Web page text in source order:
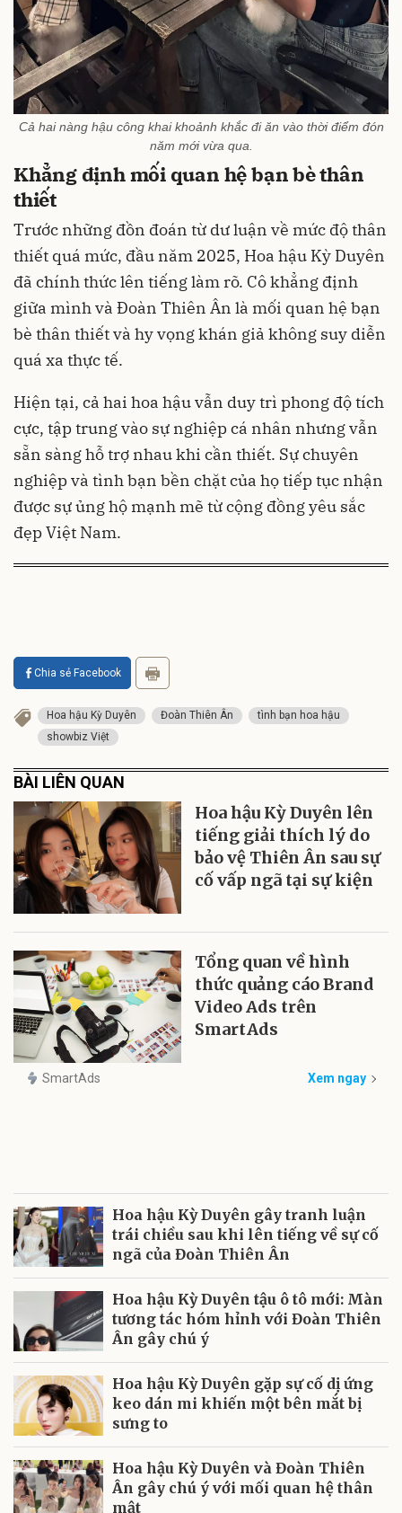
Cả hai nàng hậu công khai khoảnh khắc đi ăn vào thời điểm đón
năm mới vừa qua.
Khẳng định mối quan hệ bạn bè thân
thiết
Trước những đồn đoán từ dư luận về mức độ thân
thiết quá mức, đầu năm 2025, Hoa hậu Kỳ Duyên
đã chính thức lên tiếng làm rõ. Cô khẳng định
giữa mình và Đoàn Thiên Ân là mối quan hệ bạn
bè thân thiết và hy vọng khán giả không suy diễn
quá xa thực tế.
Hiện tại, cả hai hoa hậu vẫn duy trì phong độ tích
cực, tập trung vào sự nghiệp cá nhân nhưng vẫn
sẵn sàng hỗ trợ nhau khi cần thiết. Sự chuyên
nghiệp và tình bạn bền chặt của họ tiếp tục nhận
được sự ủng hộ mạnh mẽ từ cộng đồng yêu sắc
đẹp Việt Nam.
Chia sẻ Facebook
Hoa hậu Kỳ Duyên Đoàn Thiên Ân
tình bạn hoa hậu
showbiz Việt
BÀI LIÊN QUAN
Hoa hậu Kỳ Duyên lên
tiếng giải thích lý do
bảo vệ Thiên Ân sau sự
cố vấp ngã tại sự kiện
Tổng quan về hình
thức quảng cáo Brand
Video Ads trên
SmartAds
SmartAds Xem ngay
Hoa hậu Kỳ Duyên gây tranh luận
trái chiều sau khi lên tiếng về sự cố
ngã của Đoàn Thiên Ân
Hoa hậu Kỳ Duyên tậu ô tô mới: Màn
tương tác hóm hỉnh với Đoàn Thiên
Ân gây chú ý
Hoa hậu Kỳ Duyên gặp sự cố dị ứng
keo dán mi khiến một bên mắt bị
sưng to
Hoa hậu Kỳ Duyên và Đoàn Thiên
Ân gây chú ý với mối quan hệ thân
mật